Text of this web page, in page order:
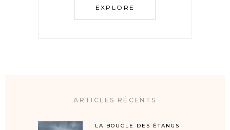
EXPLORE
ARTICLES RÉCENTS
LA BOUCLE DES ÉTANGS